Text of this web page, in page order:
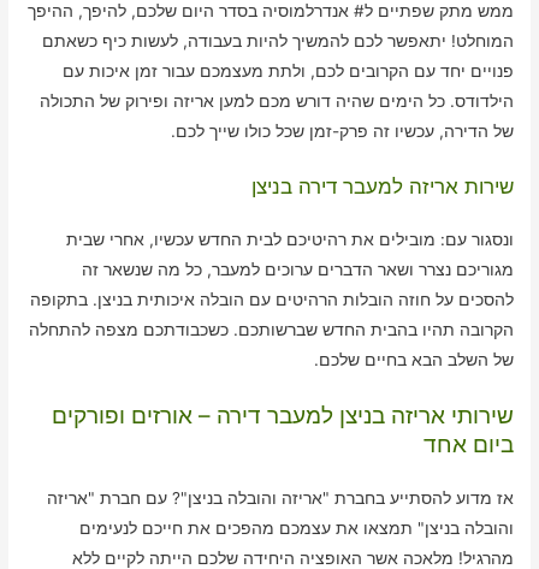
ממש מתק שפתיים ל# אנדרלמוסיה בסדר היום שלכם, להיפך, ההיפך
המוחלט! יתאפשר לכם להמשיך להיות בעבודה, לעשות כיף כשאתם
פנויים יחד עם הקרובים לכם, ולתת מעצמכם עבור זמן איכות עם
הילדודס. כל הימים שהיה דורש מכם למען אריזה ופירוק של התכולה
של הדירה, עכשיו זה פרק-זמן שכל כולו שייך לכם.
שירות אריזה למעבר דירה בניצן
ונסגור עם: מובילים את רהיטיכם לבית החדש עכשיו, אחרי שבית
מגוריכם נצרר ושאר הדברים ערוכים למעבר, כל מה שנשאר זה
להסכים על חוזה הובלות הרהיטים עם הובלה איכותית בניצן. בתקופה
הקרובה תהיו בהבית החדש שברשותכם. כשכבודתכם מצפה להתחלה
של השלב הבא בחיים שלכם.
שירותי אריזה בניצן למעבר דירה – אורזים ופורקים
ביום אחד
אז מדוע להסתייע בחברת "אריזה והובלה בניצן"? עם חברת "אריזה
והובלה בניצן" תמצאו את עצמכם מהפכים את חייכם לנעימים
מהרגיל! מלאכה אשר האופציה היחידה שלכם הייתה לקיים ללא